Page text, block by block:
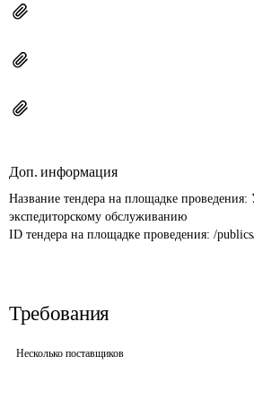
Доп. информация
Название тендера на площадке проведения:
экспедиторскому обслуживанию
ID тендера на площадке проведения: /
Требования
Несколько поставщиков